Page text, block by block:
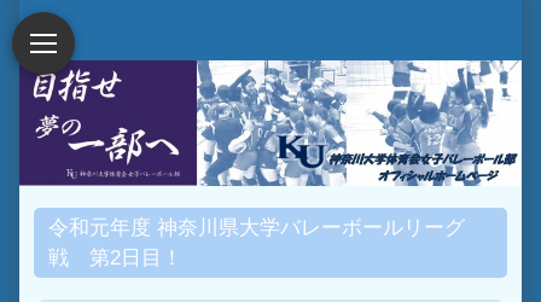
令和元年度 神奈川県大学バレーボールリーグ
戦 第2日目！